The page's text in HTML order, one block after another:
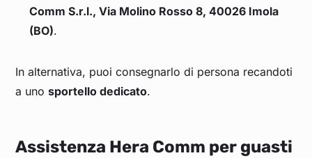
Comm S.r.l., Via Molino Rosso 8, 40026 Imola
(BO).
In alternativa, puoi consegnarlo di persona recandoti
a unosportello dedicato.
Assistenza Hera Comm per guasti